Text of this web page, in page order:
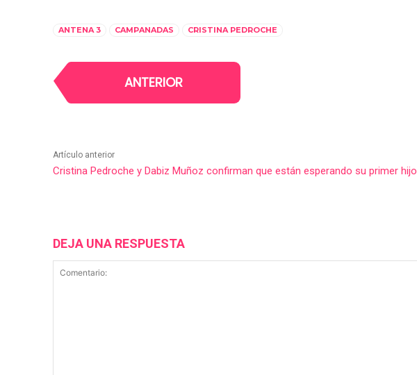
ANTENA 3 CAMPANADAS CRISTINA PEDROCHE
ANTERIOR
Artículo anterior
Cristina Pedroche y Dabiz Muñoz confirman que están esperando su primer hijo
DEJA UNA RESPUESTA